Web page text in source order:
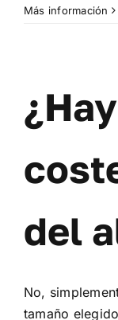
Más información
del
No,
tamaño